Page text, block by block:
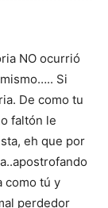
NO ocurrió
Si
De como tu
faltón le
eh que por
como tú y
perdedor